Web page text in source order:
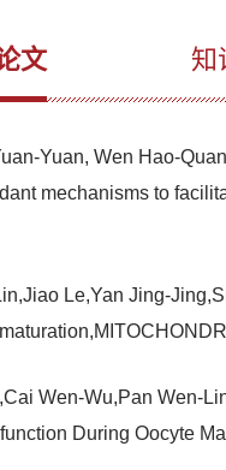
文 知
Yuan, Wen Hao-
mechanisms to
Le,Yan Jing-
Wen-Wu,Pan Wen-
During Oocyte